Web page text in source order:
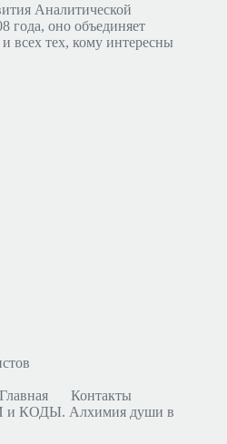
Аналитической
года, оно объединяет
всех тех, кому интересны
Главная
Контакты
и КОДЫ. Алхимия души в